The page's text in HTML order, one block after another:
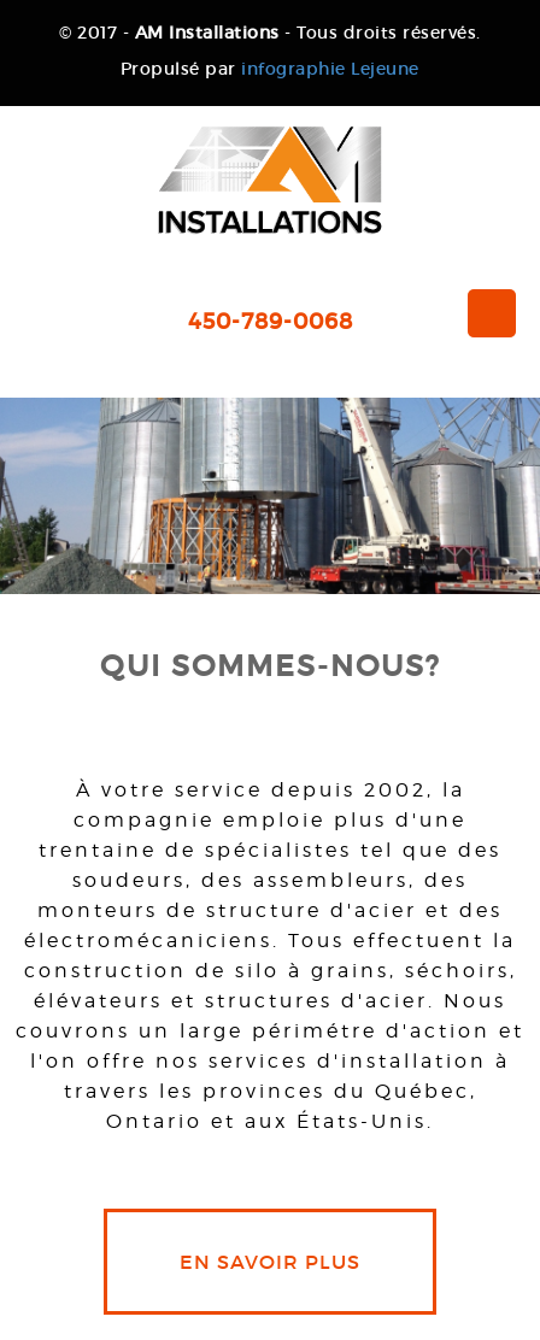
© 2017 - AM Installations - Tous droits réservés.
Propulsé par infographie Lejeune
450-789-0068
QUI SOMMES-NOUS?
À votre service depuis 2002, la
compagnie emploie plus d'une
trentaine de spécialistes tel que des
soudeurs, des assembleurs, des
monteurs de structure d'acier et des
électromécaniciens. Tous effectuent la
construction de silo à grains, séchoirs,
élévateurs et structures d'acier. Nous
couvrons un large périmétre d'action et
l'on offre nos services d'installation à
travers les provinces du Québec,
Ontario et aux États-Unis.
EN SAVOIR PLUS